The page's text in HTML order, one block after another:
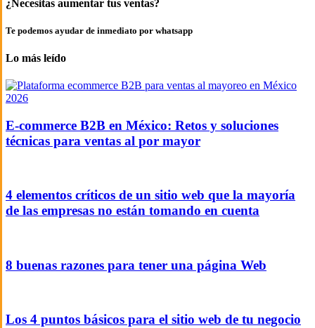
¿Necesitas aumentar tus ventas?
Te podemos ayudar de inmediato por whatsapp
Lo más leído
E-commerce B2B en México: Retos y soluciones
técnicas para ventas al por mayor
4 elementos críticos de un sitio web que la mayoría
de las empresas no están tomando en cuenta
8 buenas razones para tener una página Web
Los 4 puntos básicos para el sitio web de tu negocio